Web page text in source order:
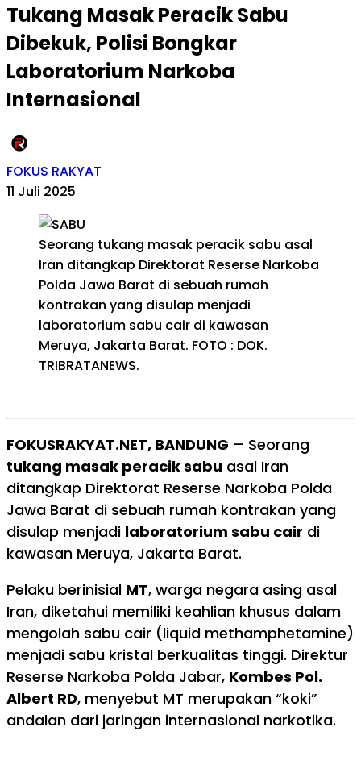
Tukang Masak Peracik Sabu
Dibekuk, Polisi Bongkar
Laboratorium Narkoba
Internasional
FOKUS RAKYAT
11 Juli 2025
Seorang tukang masak peracik sabu asal
Iran ditangkap Direktorat Reserse Narkoba
Polda Jawa Barat di sebuah rumah
kontrakan yang disulap menjadi
laboratorium sabu cair di kawasan
Meruya, Jakarta Barat. FOTO : DOK.
TRIBRATANEWS.
FOKUSRAKYAT.NET, BANDUNG – Seorang
tukang masak peracik sabu asal Iran
ditangkap Direktorat Reserse Narkoba Polda
Jawa Barat di sebuah rumah kontrakan yang
disulap menjadi laboratorium sabu cair di
kawasan Meruya, Jakarta Barat.
Pelaku berinisial MT, warga negara asing asal
Iran, diketahui memiliki keahlian khusus dalam
mengolah sabu cair (liquid methamphetamine)
menjadi sabu kristal berkualitas tinggi. Direktur
Reserse Narkoba Polda Jabar, Kombes Pol.
Albert RD, menyebut MT merupakan “koki”
andalan dari jaringan internasional narkotika.